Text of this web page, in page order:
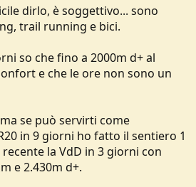
dirlo, è soggettivo... sono
trail running e bici.
so che fino a 2000m d+ al
e che le ore non sono un
se può servirti come
in 9 giorni ho fatto il sentiero 1
la VdD in 3 giorni con
e 2.430m d+.